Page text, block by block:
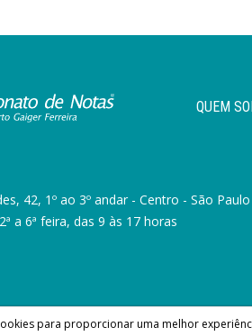
QUEM
42, 1º ao 3º andar - Centro - São Paulo
a 6ª feira, das 9 às 17 horas
para proporcionar uma melhor